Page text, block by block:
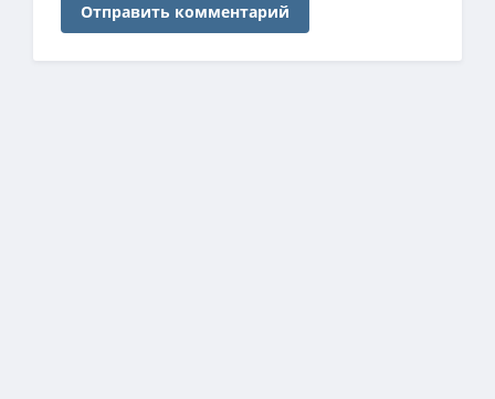
Отправить комментарий